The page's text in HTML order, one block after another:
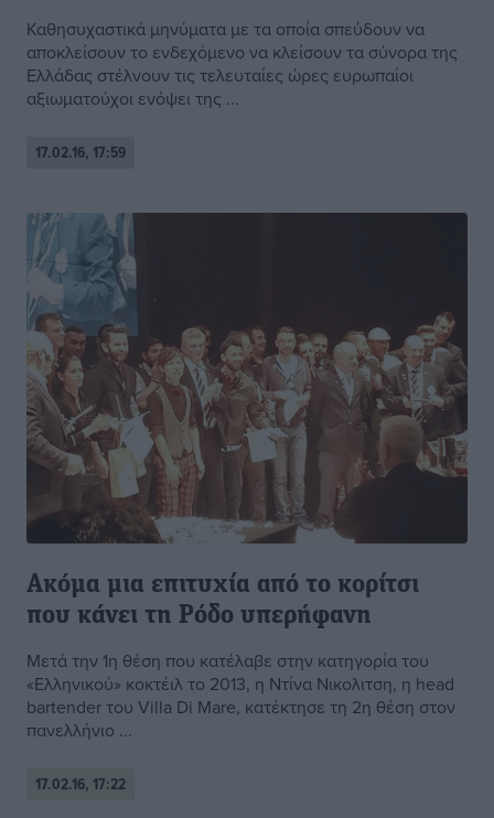
Καθησυχαστικά μηνύματα με τα οποία σπεύδουν να
αποκλείσουν το ενδεχόμενο να κλείσουν τα σύνορα της
Ελλάδας στέλνουν τις τελευταίες ώρες ευρωπαίοι
αξιωματούχοι ενόψει της ...
17.02.16, 17:59
Ακόμα μια επιτυχία από το κορίτσι
που κάνει τη Ρόδο υπερήφανη
Μετά την 1η θέση που κατέλαβε στην κατηγορία του
«Ελληνικού» κοκτέιλ το 2013, η Ντίνα Νικολιτση, η head
bartender του Villa Di Mare, κατέκτησε τη 2η θέση στον
πανελλήνιο ...
17.02.16, 17:22